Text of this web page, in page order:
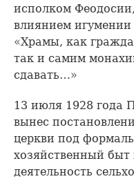
исполком
влиянием
«Храмы, как
так и самим
сдавать…»
13 июля 1928
вынес
церкви под
хозяйственный
деятельность